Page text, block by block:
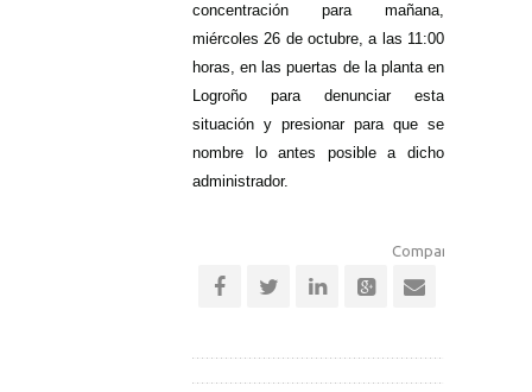
concentración para mañana,
miércoles 26 de octubre, a las 11:00
horas, en las puertas de la planta en
Logroño para denunciar esta
situación y presionar para que se
nombre lo antes posible a dicho
administrador.
Comparte esta